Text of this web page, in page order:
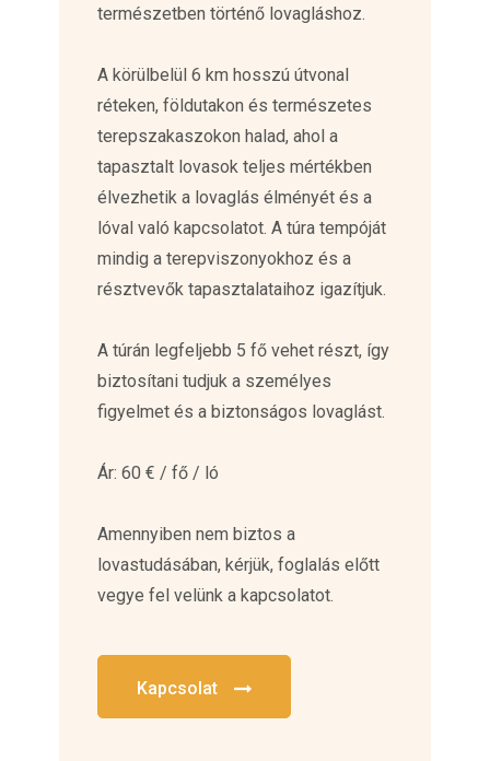
természetben történő lovagláshoz.
A körülbelül 6 km hosszú útvonal
réteken, földutakon és természetes
terepszakaszokon halad, ahol a
tapasztalt lovasok teljes mértékben
élvezhetik a lovaglás élményét és a
lóval való kapcsolatot. A túra tempóját
mindig a terepviszonyokhoz és a
résztvevők tapasztalataihoz igazítjuk.
A túrán legfeljebb 5 fő vehet részt, így
biztosítani tudjuk a személyes
figyelmet és a biztonságos lovaglást.
Ár: 60 € / fő / ló
Amennyiben nem biztos a
lovastudásában, kérjük, foglalás előtt
vegye fel velünk a kapcsolatot.
Kapcsolat